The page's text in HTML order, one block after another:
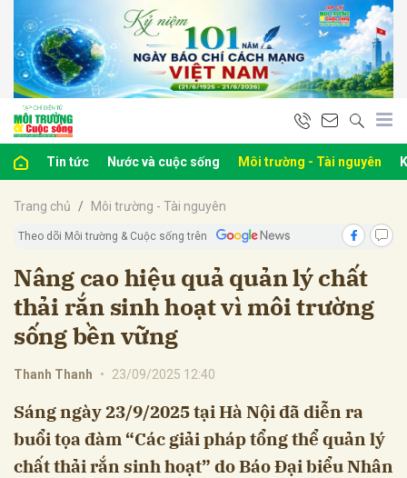
Tin tức Nước và cuộc sống Môi trường - Tài nguyên
Trang chủ Môi trường - Tài nguyên
Theo dõi Môi trường & Cuộc sống trên
Nâng cao hiệu quả quản lý chất
thải rắn sinh hoạt vì môi trường
sống bền vững
Thanh Thanh • 23/09/2025 12:40
Sáng ngày 23/9/2025 tại Hà Nội đã diễn ra
buổi tọa đàm “Các giải pháp tổng thể quản lý
chất thải rắn sinh hoạt” do Báo Đại biểu Nhân
luận
Hủy